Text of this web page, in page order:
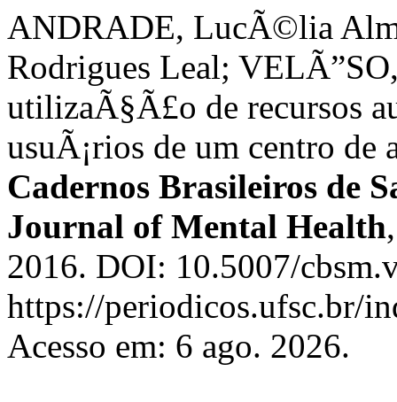
ANDRADE, LucÃ©lia
Rodrigues Leal;
utilizaÃ§Ã£o de recursos
usuÃ¡rios de um centro
Cadernos Brasileiros de
Journal of Mental Health
2016. DOI: 10.5007/
https://periodicos.ufsc.br/
Acesso em: 6 ago. 2026.